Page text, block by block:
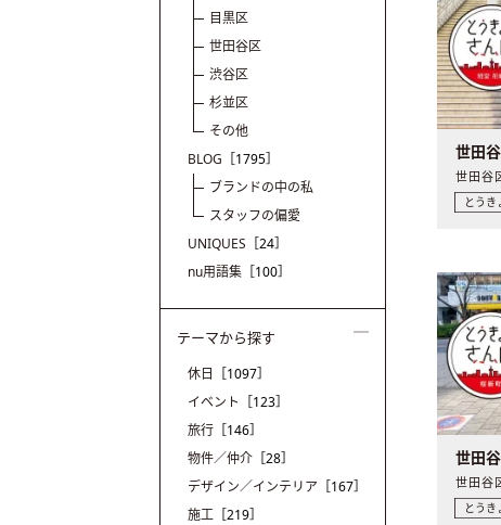
世田
とうき
世田
とうき
目黒区
世田谷区
渋谷区
杉並区
その他
BLOG ［1795］
ブランドの中の私
スタッフの偏愛
UNIQUES ［24］
nu用語集 ［100］
テーマから探す
休日
［1097］
イベント
［123］
旅行 ［146］
物件／仲介 ［28］
デザイン／インテリア ［167］
施工 ［219］